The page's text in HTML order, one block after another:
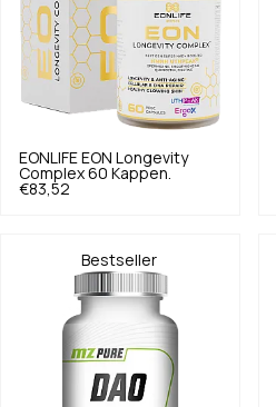
EONLIFE EON Longevity
Complex 60 Kappen.
€83,52
Bestseller